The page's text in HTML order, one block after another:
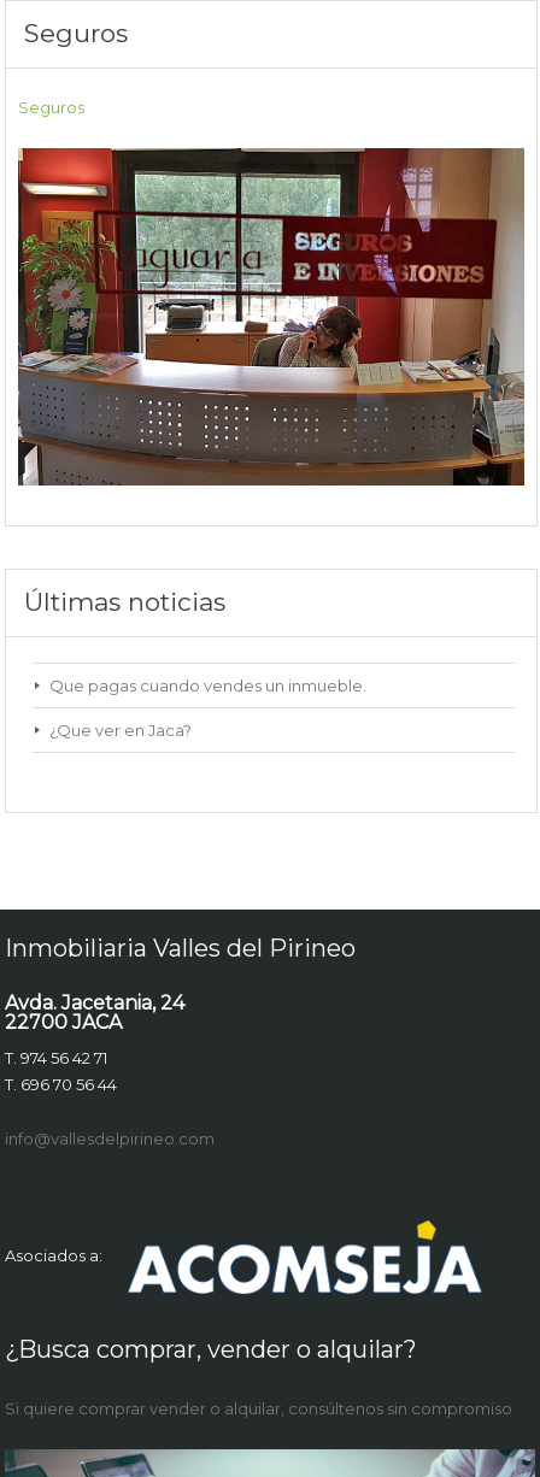
Seguros
Seguros
Últimas noticias
Que pagas cuando vendes un inmueble.
¿Que ver en Jaca?
Inmobiliaria Valles del Pirineo
Avda. Jacetania, 24
22700 JACA
T. 974 56 42 71
T. 696 70 56 44
info@vallesdelpirineo.com
Asociados a:
¿Busca comprar, vender o alquilar?
Si quiere comprar vender o alquilar, consúltenos sin compromiso